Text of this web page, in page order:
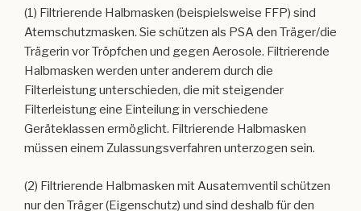
(1) Filtrierende Halbmasken (beispielsweise FFP) sind
Atemschutzmasken. Sie schützen als PSA den Träger/die
Trägerin vor Tröpfchen und gegen Aerosole. Filtrierende
Halbmasken werden unter anderem durch die
Filterleistung unterschieden, die mit steigender
Filterleistung eine Einteilung in verschiedene
Geräteklassen ermöglicht. Filtrierende Halbmasken
müssen einem Zulassungsverfahren unterzogen sein.
(2) Filtrierende Halbmasken mit Ausatemventil schützen
nur den Träger (Eigenschutz) und sind deshalb für den